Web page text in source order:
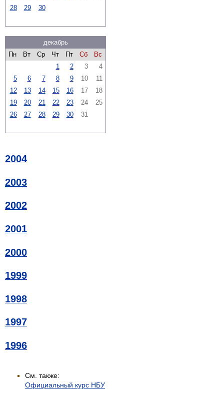
28
29 30
декабрь
Пн
Вт Ср Чт Пт Сб
Вс
1
2 3
4
5
6 7 8 9 10
11
12
13 14 15 16 17
18
19
20 21 22 23 24
25
26
27 28 29 30 31
2004
2003
2002
2001
2000
1999
1998
1997
1996
См. также:
Официальный курс НБУ